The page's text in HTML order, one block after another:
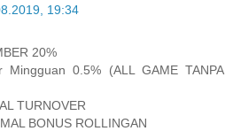
19:34
20%
0.5% (ALL GAME TANPA
TURNOVER
BONUS ROLLINGAN